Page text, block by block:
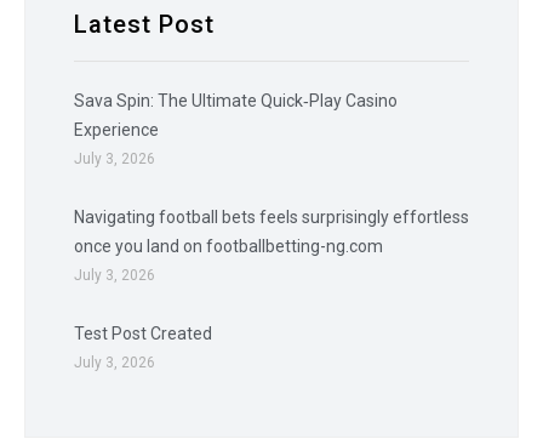
Latest Post
Sava Spin: The Ultimate Quick‑Play Casino
Experience
July 3, 2026
Navigating football bets feels surprisingly effortless
once you land on footballbetting-ng.com
July 3, 2026
Test Post Created
July 3, 2026